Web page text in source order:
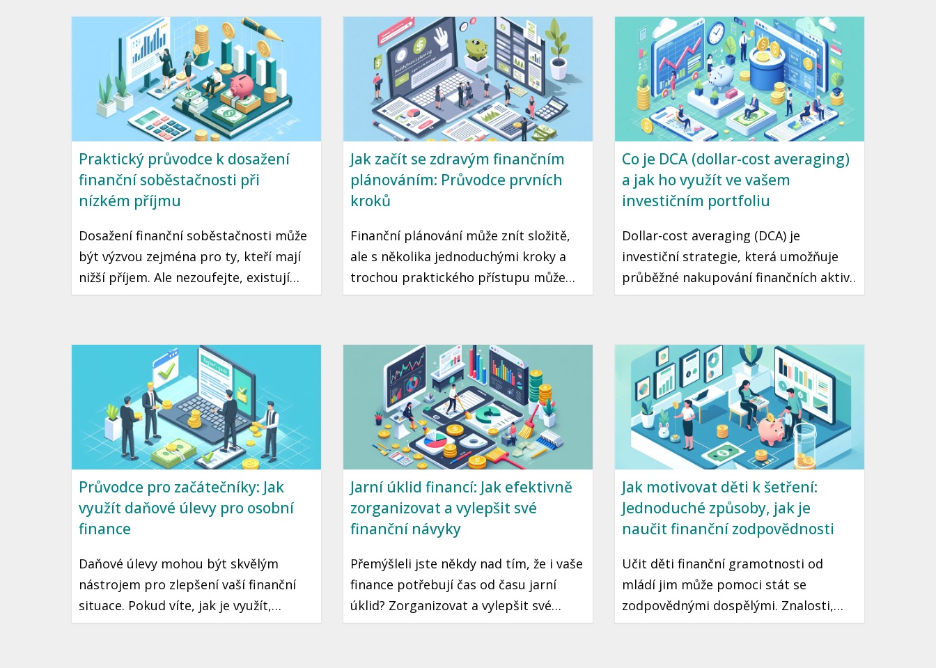
Praktický průvodce k dosažení
finanční soběstačnosti při
nízkém příjmu
Dosažení finanční soběstačnosti může
být výzvou zejména pro ty, kteří mají
nižší příjem. Ale nezoufejte, existují
praktické kroky a strategie, které vám
šetřit a investovat i s omezeným
rozpočtem.
Jak začít se zdravým finančním
plánováním: Průvodce prvních
kroků
Finanční plánování může znít složitě,
ale s několika jednoduchými kroky a
trochou praktického přístupu může
začít každý. Je to cesta ke klidné a
Připravili jsme pro vás průvodce, který
vám pomůže začít se zdravým
finančním plánováním.
Co je DCA (dollar-cost averaging)
a jak ho využít ve vašem
investičním portfoliu
Dollar-cost averaging (DCA) je
investiční strategie, která umožňuje
průběžné nakupování finančních aktiv
v fixním množství bez ohledu na
načasování a přehřátí trhu. Tento
článek vás seznámí s tím, jak DCA
funguje a jak ho využít ve vaší vlastní
investiční strategii.
Průvodce pro začátečníky: Jak
využít daňové úlevy pro osobní
finance
Daňové úlevy mohou být skvělým
nástrojem pro zlepšení vaší finanční
situace. Pokud víte, jak je využít,
můžete ušetřit značné částky na
Jarní úklid financí: Jak efektivně
zorganizovat a vylepšit své
finanční návyky
Přemýšleli jste někdy nad tím, že i vaše
finance potřebují čas od času jarní
úklid? Zorganizovat a vylepšit své
finanční návyky je krok, který může
Jak motivovat děti k šetření:
Jednoduché způsoby, jak je
naučit finanční zodpovědnosti
Učit děti finanční gramotnosti od
mládí jim může pomoci stát se
zodpovědnými dospělými. Znalosti,
které si osvojí, jim mohou sloužit po